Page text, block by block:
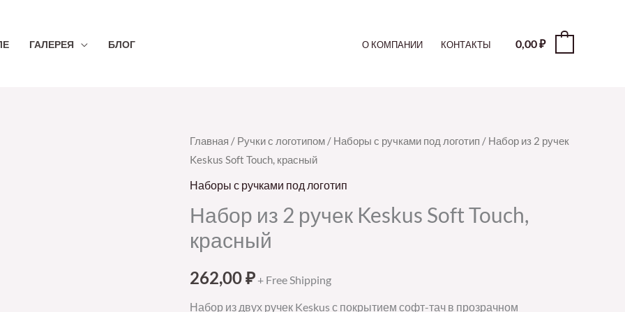
ГАЛЕРЕЯ БЛОГ О КОМПАНИИ КОНТАКТЫ 0,00₽
Главная / Ручки с логотипом / Наборы с ручками под логотип / Набор из 2 ручек
Keskus Soft Touch, красный
Наборы с ручками под логотип
Набор из 2 ручек Keskus Soft Touch,
красный
262,00₽ + Free Shipping
Набор из двух ручек Keskus с покрытием софт-тач в прозрачном
Количество
товара
Набор
2
ручек
Soft
Touch,